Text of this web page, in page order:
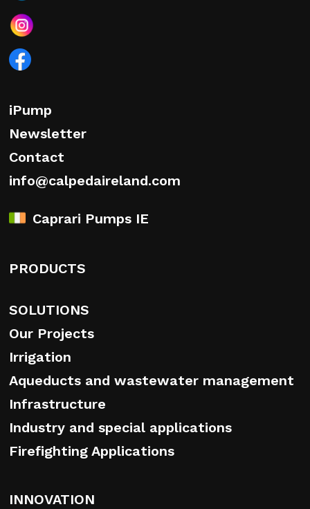
iPump
Newsletter
Contact
info@calpedaireland.com
Caprari Pumps IE
PRODUCTS
SOLUTIONS
Our Projects
Irrigation
Aqueducts and wastewater management
Infrastructure
Industry and special applications
Firefighting Applications
INNOVATION